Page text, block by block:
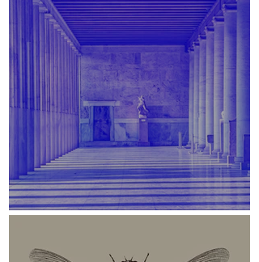
Stoa des Attalos